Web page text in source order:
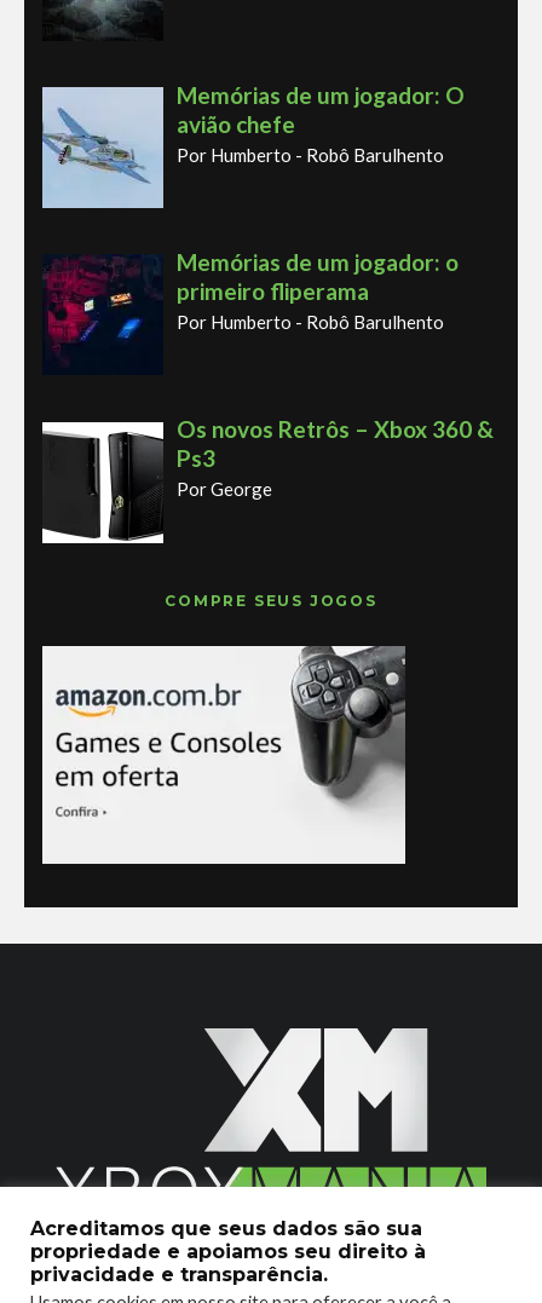
Memórias de um jogador: O
avião chefe
Por Humberto - Robô Barulhento
Memórias de um jogador: o
primeiro fliperama
Por Humberto - Robô Barulhento
Os novos Retrôs – Xbox 360 &
Ps3
Por George
COMPRE SEUS JOGOS
2020 © Xboxmania. Todos os Direitos Reservados.
Acreditamos que seus dados são sua
propriedade e apoiamos seu direito à
privacidade e transparência.